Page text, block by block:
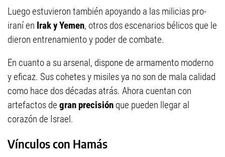
Luego estuvieron también apoyando a las milicias pro-
iraní en Irak y Yemen, otros dos escenarios bélicos que le
dieron entrenamiento y poder de combate.
En cuanto a su arsenal, dispone de armamento moderno
y eficaz. Sus cohetes y misiles ya no son de mala calidad
como hace dos décadas atrás. Ahora cuentan con
artefactos de gran precisión que pueden llegar al
corazón de Israel.
Vínculos con Hamás